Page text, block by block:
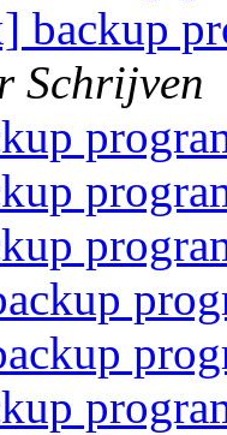
backup
Schrijven